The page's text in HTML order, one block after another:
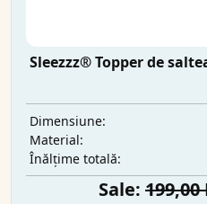
Sleezzz® Topper de
Dimensiune:
Material:
Înălțime totală:
Sale: 199,00